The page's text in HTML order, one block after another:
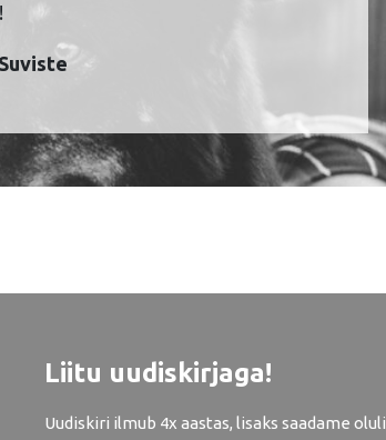
Liitu uudiskirjaga!
Uudiskiri ilmub 4x aastas, lisaks saadame